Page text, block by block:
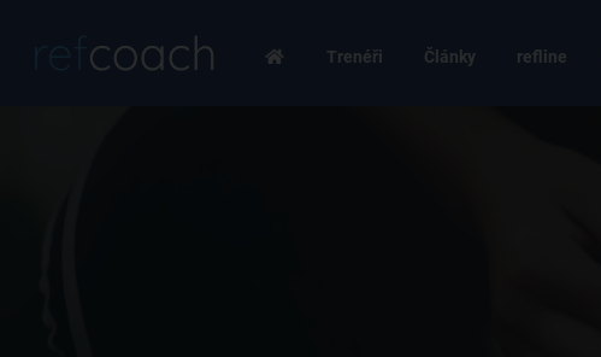
Trenéři Články refline